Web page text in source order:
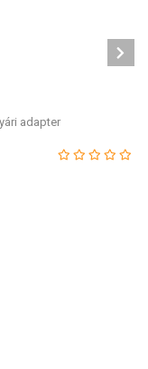
adapter